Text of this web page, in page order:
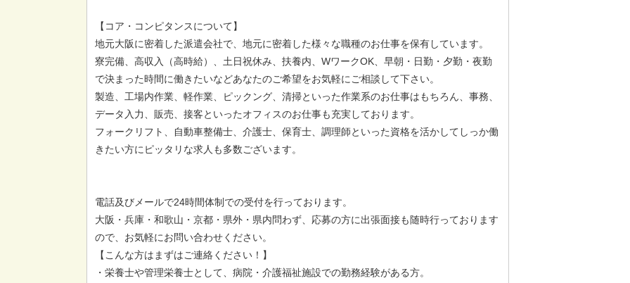
【コア・コンピタンスについて】
地元大阪に密着した派遣会社で、地元に密着した様々な職種のお仕事を保有しています。
寮完備、高収入（高時給）、土日祝休み、扶養内、WワークOK、早朝・日勤・夕勤・夜勤
で決まった時間に働きたいなどあなたのご希望をお気軽にご相談して下さい。
製造、工場内作業、軽作業、ピックング、清掃といった作業系のお仕事はもちろん、事務、
データ入力、販売、接客といったオフィスのお仕事も充実しております。
フォークリフト、自動車整備士、介護士、保育士、調理師といった資格を活かしてしっか働
きたい方にピッタリな求人も多数ございます。
電話及びメールで24時間体制での受付を行っております。
大阪・兵庫・和歌山・京都・県外・県内問わず、応募の方に出張面接も随時行っております
ので、お気軽にお問い合わせください。
【こんな方はまずはご連絡ください！】
・栄養士や管理栄養士として、病院・介護福祉施設での勤務経験がある方。